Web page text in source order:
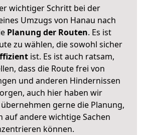
wichtiger Schritt bei der
Umzugs von Hanau nach
Planung der Routen. Es ist
zu wählen, die sowohl sicher
ist. Es ist auch ratsam,
dass die Route frei von
und anderen Hindernissen
auch hier haben wir
gerne die Planung,
auf andere wichtige Sachen
können.